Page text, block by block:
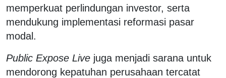
memperkuat perlindungan investor, serta
mendukung implementasi reformasi pasar
modal.
Public Expose Live juga menjadi sarana untuk
mendorong kepatuhan perusahaan tercatat